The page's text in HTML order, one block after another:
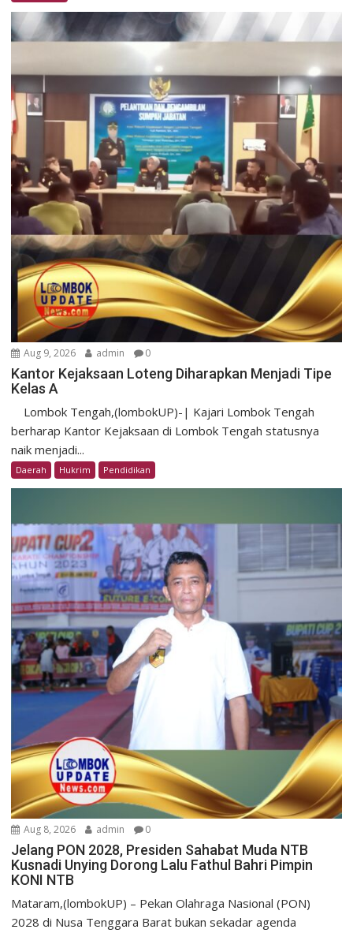
Aug 9, 2026 admin 0
Kantor Kejaksaan Loteng Diharapkan Menjadi Tipe
Kelas A
Lombok Tengah,(lombokUP)-| Kajari Lombok Tengah
berharap Kantor Kejaksaan di Lombok Tengah statusnya
naik menjadi...
Daerah Hukrim Pendidikan
Aug 8, 2026 admin 0
Jelang PON 2028, Presiden Sahabat Muda NTB
Kusnadi Unying Dorong Lalu Fathul Bahri Pimpin
KONI NTB
Mataram,(lombokUP) – Pekan Olahraga Nasional (PON)
2028 di Nusa Tenggara Barat bukan sekadar agenda